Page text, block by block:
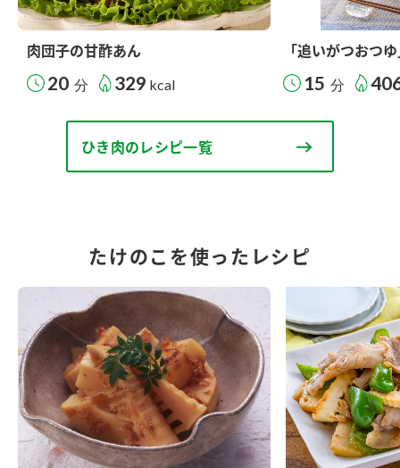
肉団子の甘酢あん
20 分 329 kcal
「追いがつおつ
15 分
ひき肉のレシピ一覧
たけのこを使ったレシピ